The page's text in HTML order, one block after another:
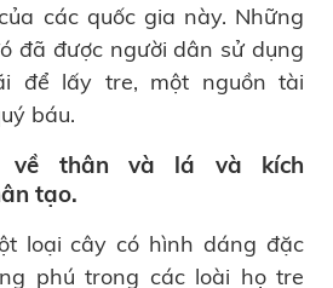
các quốc gia này. Những
đã được người dân sử dụng
để lấy tre, một nguồn tài
báu.
về thân và lá và kích
tạo.
loại cây có hình dáng đặc
phú trong các loài họ tre